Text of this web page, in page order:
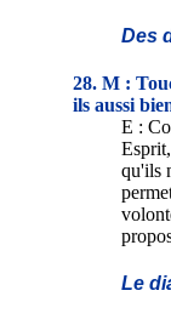
Des
28. M :
ils aussi
E :
qu'ils
Le